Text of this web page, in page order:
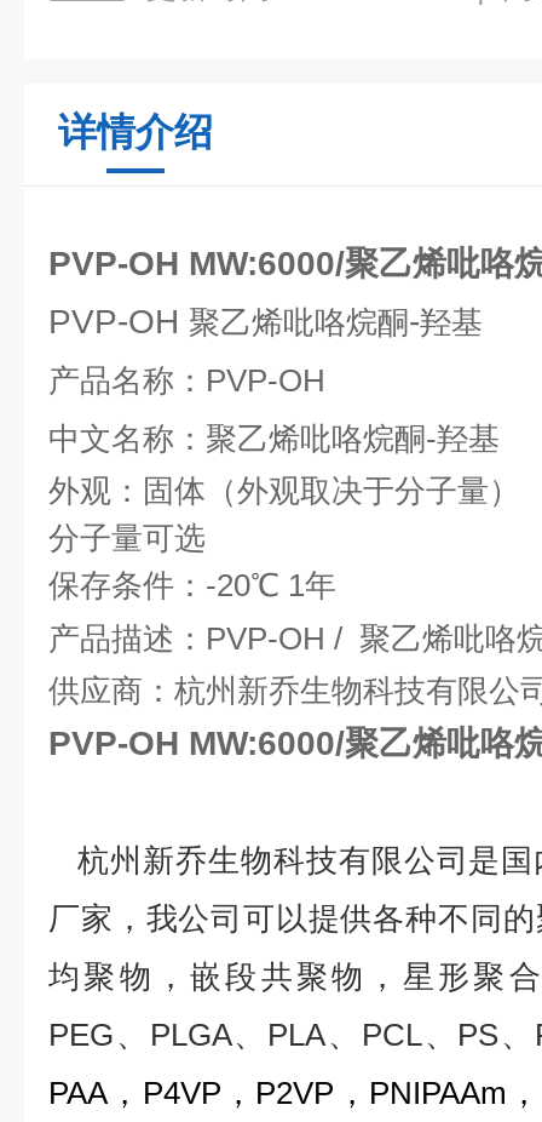
详情介绍
PVP-OH MW:6000/聚乙烯吡咯
PVP-OH 聚乙烯吡咯烷酮-羟基
产品名称： PVP-OH
中文名称： 聚乙烯吡咯烷酮-羟基
外观：固体（外观取决于分子量）
分子量可选
保存条件： -20℃ 1年
产品描述： PVP-OH / 聚乙烯吡咯
供应商：杭州新乔生物科技有限公
PVP-OH MW:6000/聚乙烯吡咯
杭州新乔生物科技有限公司是
厂家，我公司可以提供各种不同
均聚物，嵌段共聚物，星形聚
PEG、 PLGA、 PLA、 PCL、 PS、
PAA， P4VP ， P2VP ， PNIPAAm ，